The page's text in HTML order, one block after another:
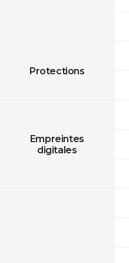
Protections
Empreintes
digitales